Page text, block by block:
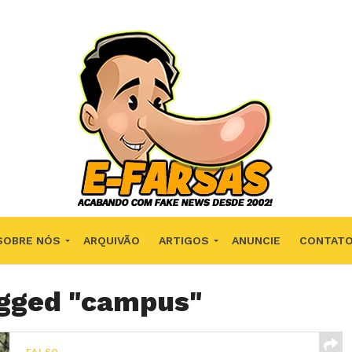
NÓS ARQUIVÃO ARTIGOS ANUNCIE CONTATO
"campus"